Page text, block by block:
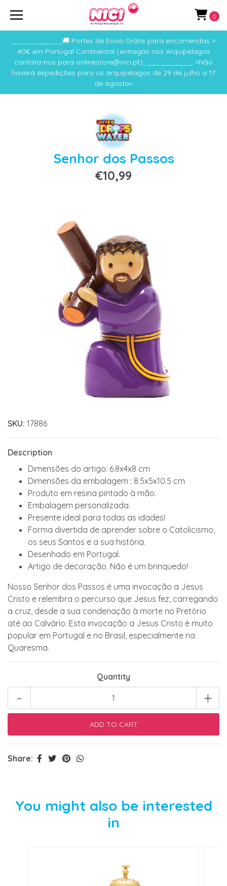
___________🚚 Portes de Envio Grátis para encomendas >
40€ em Portugal Continental (entregas nos Arquipélagos
contata-nos para onlinestore@nici.pt)___________ >Não
haverá expedições para os arquipélagos de 29 de julho a 17
de agosto<
0
Senhor dos Passos
€10,99
SKU: 17886
Description
Dimensões do artigo: 6.8x4x8 cm
Dimensões da embalagem : 8.5x5x10.5 cm
Produto em resina pintado à mão.
Embalagem personalizada.
Presente ideal para todas as idades!
Forma divertida de aprender sobre o Catolicismo,
os seus Santos e a sua história.
Desenhado em Portugal.
Artigo de decoração. Não é um brinquedo!
Nosso Senhor dos Passos é uma invocação a Jesus
Cristo e relembra o percurso que Jesus fez, carregando
a cruz, desde a sua condenação à morte no Pretório
até ao Calvário. Esta invocação a Jesus Cristo é muito
popular em Portugal e no Brasil, especialmente na
Quaresma.
Quantity
+
-
Share:
You might also be interested
in